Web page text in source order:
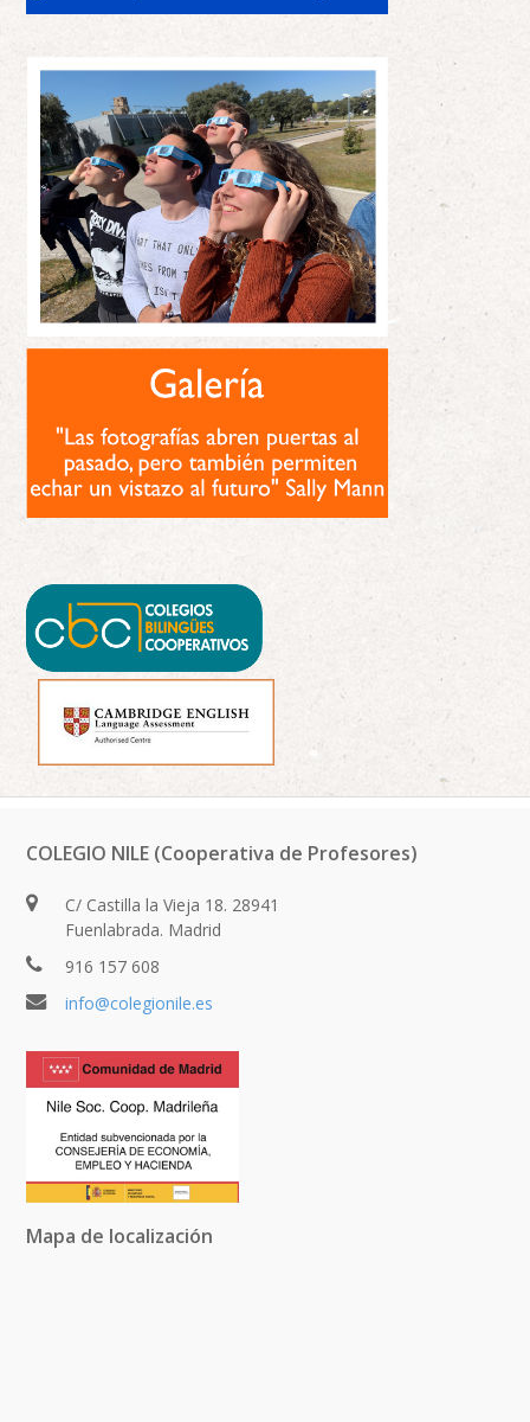
COLEGIO NILE (Cooperativa de Profesores)
C/ Castilla la Vieja 18. 28941
Fuenlabrada. Madrid
916 157 608
info@colegionile.es
Mapa de localización